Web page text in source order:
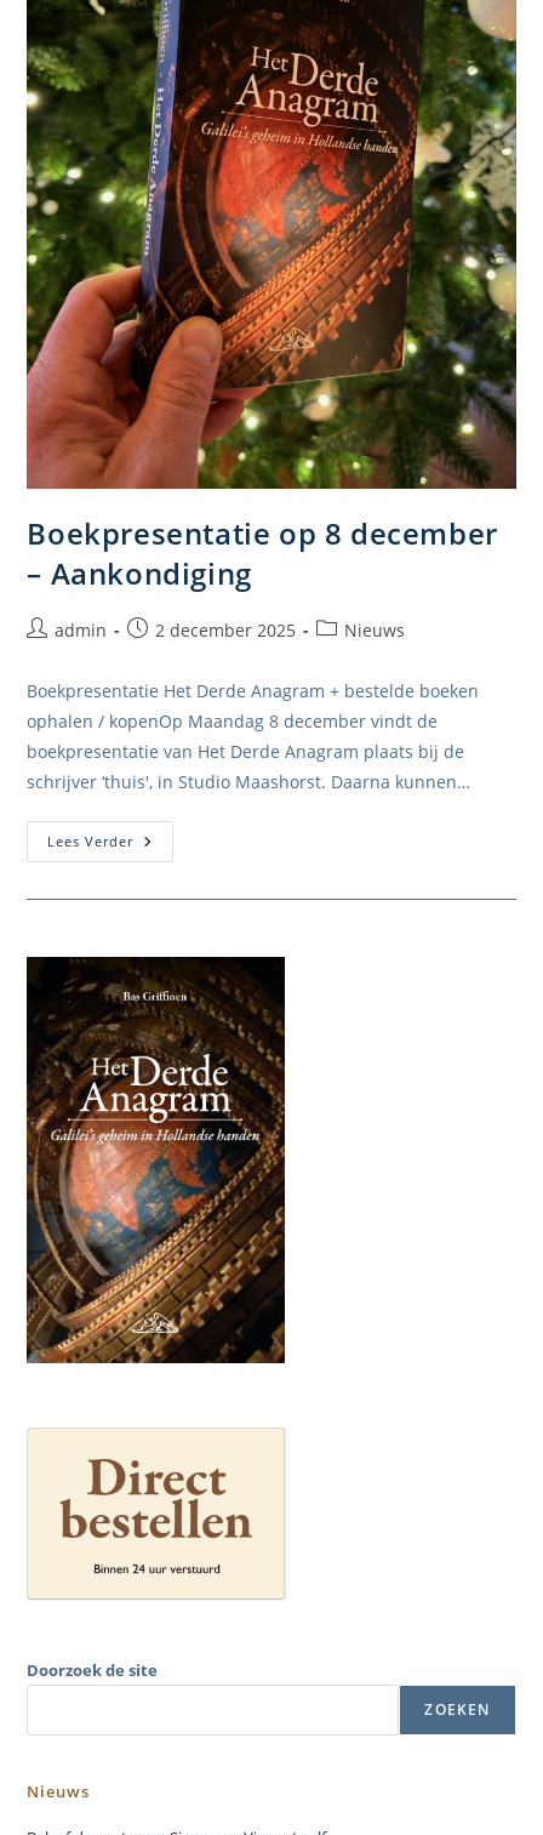
Boekpresentatie op 8 december
– Aankondiging
Bericht
admin
Bericht
op:
2 december 2025 Berichtcategorie:
Nieuws
Boekpresentatie Het Derde Anagram + bestelde boeken
ophalen / kopenOp Maandag 8 december vindt de
boekpresentatie van Het Derde Anagram plaats bij de
schrijver ‘thuis', in Studio Maashorst. Daarna kunnen…
Lees VerderBoekpresentatie
Op
Doorzoek de site
ZOEKEN
Nieuws